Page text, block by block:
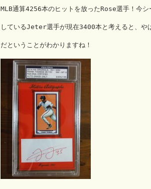
MLB通算4256本のヒットを放ったRose選手！今シ
しているJeter選手が現在3400本と考えると、や
だということがわかりますね！